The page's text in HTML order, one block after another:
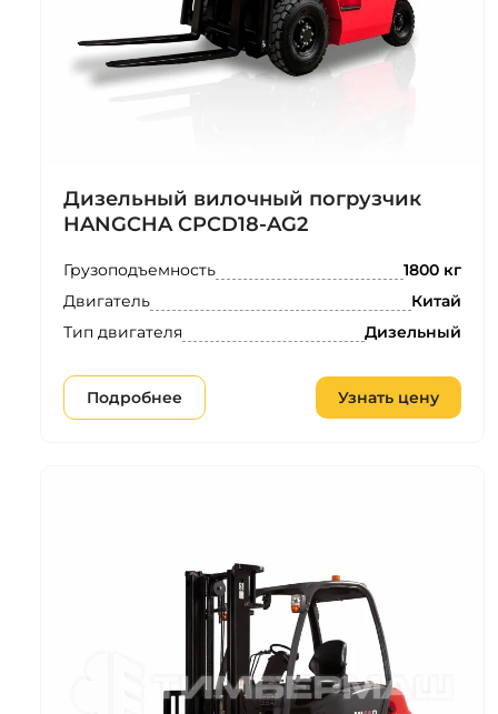
Дизельный вилочный погрузчик
HANGCHA CPCD18-AG2
Грузоподъемность 1800 кг
Двигатель Китай
Тип двигателя Дизельный
Подробнее Узнать цену